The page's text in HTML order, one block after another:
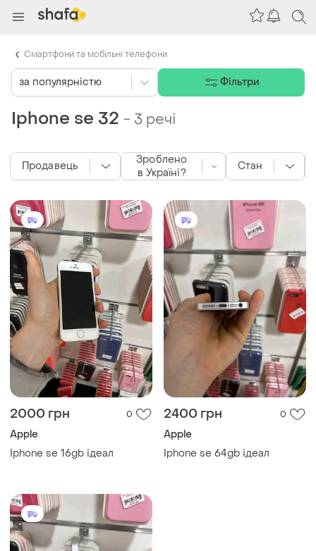
Iphone se 32 - 3 речі
2000 грн 0
Apple
Iphone se 16gb ідеал
2400 грн 0
Apple
Iphone se 64gb ідеал
Продавець
Зроблено
в Україні?
Стан
за популярністю Фільтри
Смартфони та мобільні телефони